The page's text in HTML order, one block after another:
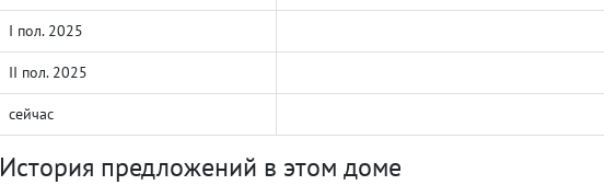
I пол. 2025
II пол. 2025
сейчас
История предложений в этом доме